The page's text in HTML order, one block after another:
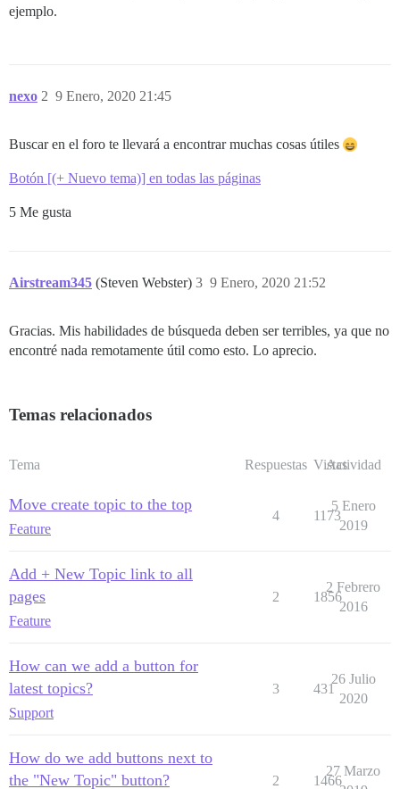
ejemplo.
nexo 9 Enero, 2020 21:45
2
Buscar en el foro te llevará a encontrar muchas cosas útiles
Botón [(+ Nuevo tema)] en todas las páginas
5 Me gusta
Airstream345 (Steven Webster) 9 Enero, 2020 21:52
3
Gracias. Mis habilidades de búsqueda deben ser terribles, ya que no
encontré nada remotamente útil como esto. Lo aprecio.
Temas relacionados
Tema Respuestas Vistas
Actividad
Move create topic to the top
Feature
4 1173
5 Enero
2019
Add + New Topic link to all
pages
Feature
2 1856
2 Febrero
2016
How can we add a button for
latest topics?
Support
3 431
26 Julio
2020
How do we add buttons next to
the "New Topic" button?
2 1466
27 Marzo